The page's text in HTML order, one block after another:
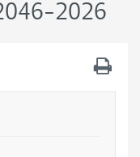
2026